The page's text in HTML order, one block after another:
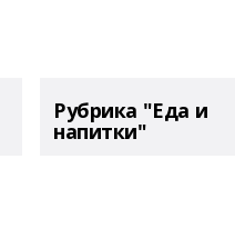
Рубрика "Еда и
напитки"